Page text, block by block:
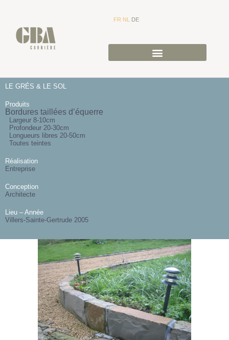
FR NL DE
LE GRÉS & LE SOL
Produits
Bordures taillées d’équerre
Largeur 8-10cm
Profondeur 20-30cm
Longueurs libres 20-50cm
Toutes teintes
Réalisation
Entreprise
Conception
Architecte
Lieu – Année
Villers-Sainte-Gertrude 2005